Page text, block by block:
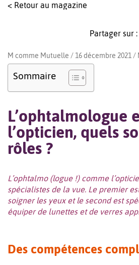
< Retour au magazine
Partager sur :
M comme Mutuelle / 16 décembre 2021 /
Sommaire
L’ophtalmologue
l’opticien, quels
rôles ?
L’ophtalmo (logue !) comme
spécialistes de la vue. Le premier
soigner les yeux et le second est
équiper de lunettes et de verres
Des compétences